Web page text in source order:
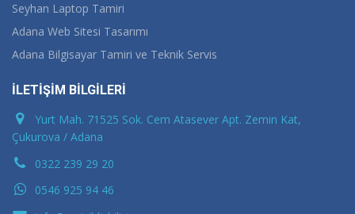
Seyhan Laptop Tamiri
Adana Web Sitesi Tasarımı
Adana Bilgisayar Tamiri ve Teknik Servis
İLETİŞİM BİLGİLERİ
Yurt Mah. 71525 Sok. Cem Atasever Apt. Zemin Kat,
Çukurova / Adana
0322 239 29 20
0546 925 94 46